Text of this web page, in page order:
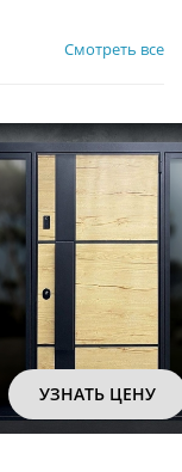
Смотреть все
УЗНАТЬ